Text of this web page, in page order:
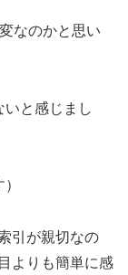
なのかと思い
と感じまし
引が親切なの
よりも簡単に感